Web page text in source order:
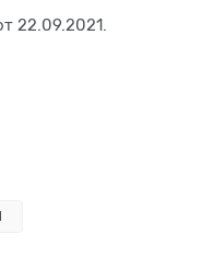
22.09.2021.